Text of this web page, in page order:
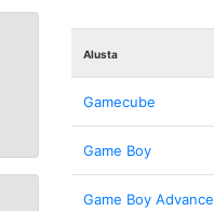
Alusta
Gamecube
Game Boy
Game Boy Advance